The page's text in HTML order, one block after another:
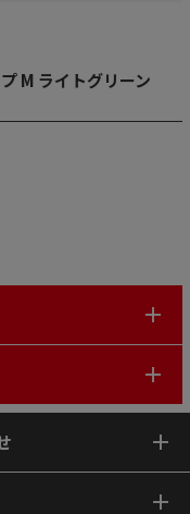
M ライトグリーン